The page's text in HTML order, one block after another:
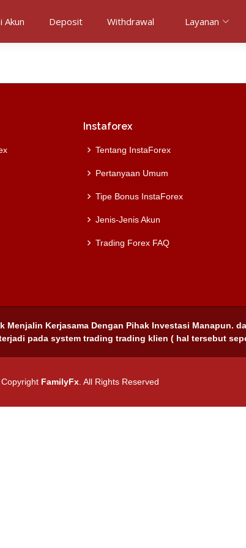
Akun Deposit Withdrawal Layanan
Instaforex
Tentang InstaForex
Pertanyaan Umum
Tipe Bonus InstaForex
Jenis-Jenis Akun
Trading Forex FAQ
Kerjasama Dengan Pihak Investasi Manapun.
pada system trading trading klien ( hal tersebut
FamilyFx . All Rights Reserved